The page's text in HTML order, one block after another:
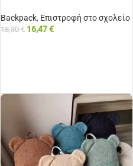
Backpack, Επιστροφή στο σχολείο
18,30€ 16,47€